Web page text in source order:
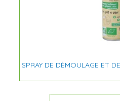
SPRAY DE DÈMOULAGE ET